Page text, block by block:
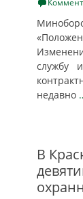
службу
недавно
В